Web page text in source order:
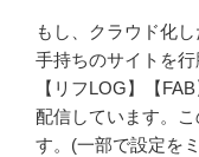
もし、クラウド化
手持ちのサイトを行
【リフLOG】【
配信しています。
す。(一部で設定を